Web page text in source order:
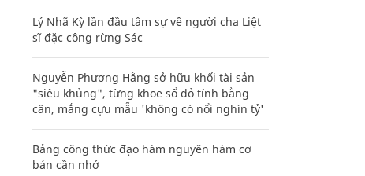
Lý Nhã Kỳ lần đầu tâm sự về người cha Liệt
sĩ đặc công rừng Sác
Nguyễn Phương Hằng sở hữu khối tài sản
"siêu khủng", từng khoe sổ đỏ tính bằng
cân, mắng cựu mẫu 'không có nổi nghìn tỷ'
Bảng công thức đạo hàm nguyên hàm cơ
bản cần nhớ